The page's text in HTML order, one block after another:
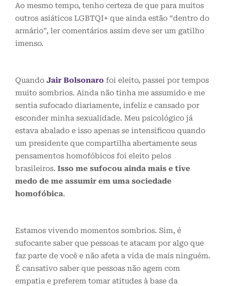
Ao mesmo tempo, tenho certeza de que para muitos
outros asiáticos LGBTQI+ que ainda estão “dentro do
armário”, ler comentários assim deve ser um gatilho
imenso.
Quando Jair Bolsonaro foi eleito, passei por tempos
muito sombrios. Ainda não tinha me assumido e me
sentia sufocado diariamente, infeliz e cansado por
esconder minha sexualidade. Meu psicológico já
estava abalado e isso apenas se intensificou quando
um presidente que compartilha abertamente seus
pensamentos homofóbicos foi eleito pelos
brasileiros. Isso me sufocou ainda mais e tive
medo de me assumir em uma sociedade
homofóbica.
Estamos vivendo momentos sombrios. Sim, é
sufocante saber que pessoas te atacam por algo que
faz parte de você e não afeta a vida de mais ninguém.
É cansativo saber que pessoas não agem com
empatia e preferem tomar atitudes à base da